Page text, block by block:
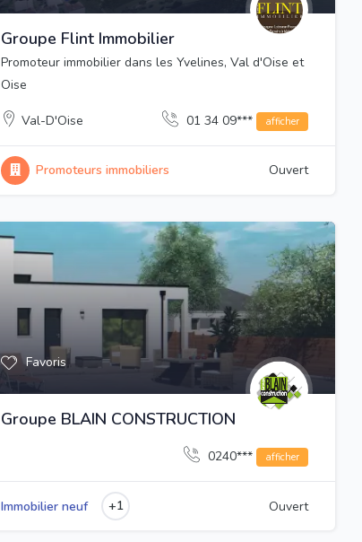
Groupe Flint Immobilier
Promoteur immobilier dans les Yvelines, Val d'Oise et
Oise
Val-D'Oise 01 34 09*** afficher
Promoteurs immobiliers Ouvert
Favoris
Groupe BLAIN CONSTRUCTION
0240*** afficher
Immobilier neuf +1 Ouvert